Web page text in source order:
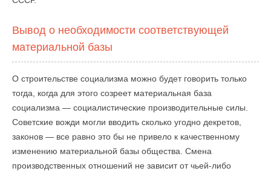
Вывод о необходимости соответствующей
материальной базы
О строительстве социализма можно будет говорить только
тогда, когда для этого созреет материальная база
социализма — социалистические производительные силы.
Советские вожди могли вводить сколько угодно декретов,
законов — все равно это бы не привело к качественному
изменению материальной базы общества. Смена
производственных отношений не зависит от чьей-либо